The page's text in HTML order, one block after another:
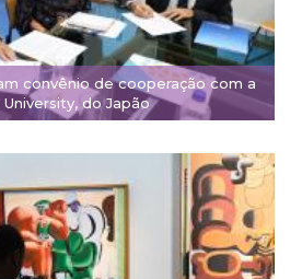
convênio de cooperação com a
University, do Japão